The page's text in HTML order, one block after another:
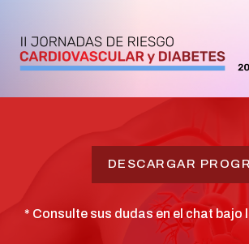
* Consulte sus dudas en el chat bajo
DESCARGAR